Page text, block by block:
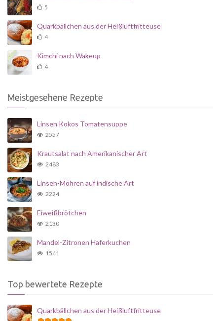
5
Quarkbällchen aus der Heißluftfritteuse
4
Kimchi nach Wakeup
4
Meistgesehene Rezepte
Linsen Kokos Tomatensuppe
2557
Krautsalat nach Amerikanischer Art
2483
Linsen-Möhren auf indische Art
2224
Eiweißbrötchen
2130
Mandel-Zitronen Haferkuchen
1541
Top bewertete Rezepte
Quarkbällchen aus der Heißluftfritteuse